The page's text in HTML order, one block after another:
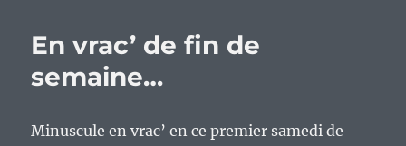
En vrac’ de fin de
semaine…
Minuscule en vrac’ en ce premier samedi de